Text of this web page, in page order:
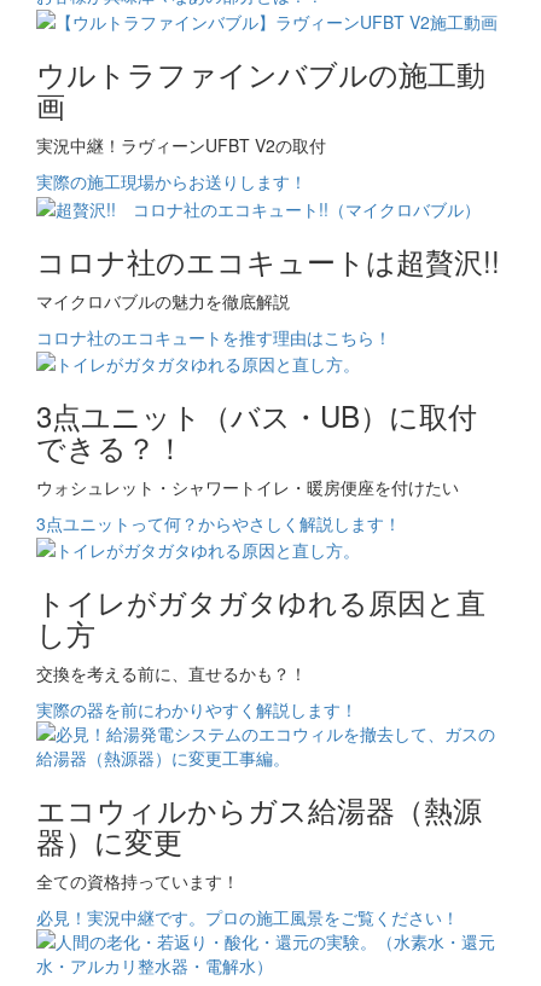
ウルトラファインバブルの施工動
画
実況中継！ラヴィーンUFBT V2の取付
実際の施工現場からお送りします！
コロナ社のエコキュートは超贅沢!!
マイクロバブルの魅力を徹底解説
コロナ社のエコキュートを推す理由はこちら！
3点ユニット（バス・UB）に取付
できる？！
ウォシュレット・シャワートイレ・暖房便座を付けたい
3点ユニットって何？からやさしく解説します！
トイレがガタガタゆれる原因と直
し方
交換を考える前に、直せるかも？！
実際の器を前にわかりやすく解説します！
エコウィルからガス給湯器（熱源
器）に変更
全ての資格持っています！
必見！実況中継です。プロの施工風景をご覧ください！